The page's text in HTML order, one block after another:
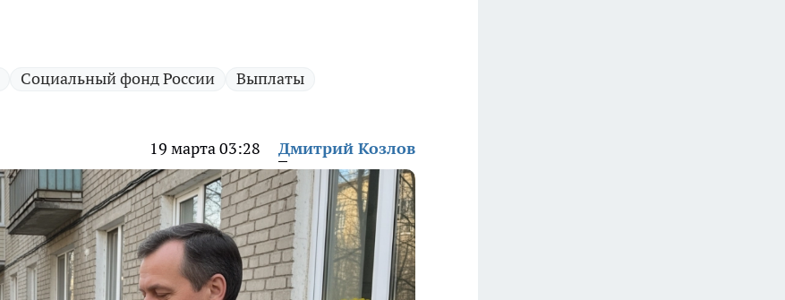
Социальный фонд России Выплаты
19 марта 03:28 Дмитрий Козлов